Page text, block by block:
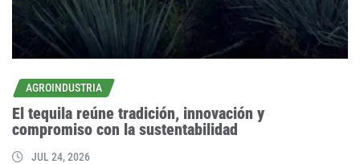
AGROINDUSTRIA
El tequila reúne tradición, innovación y
compromiso con la sustentabilidad
JUL 24, 2026